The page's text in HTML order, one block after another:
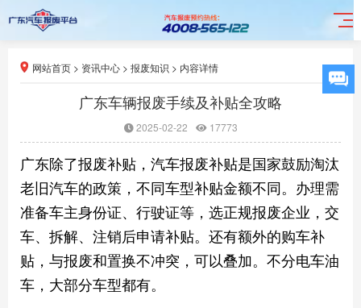
网站首页 > 资讯中心 > 报废知识 > 内容详情
广东车辆报废手续及补贴全攻略
2025-02-22 17773
广东除了报废补贴，汽车报废补贴是国家鼓励淘汰
老旧汽车的政策，不同车型补贴金额不同。办理需
准备车主身份证、行驶证等，选正规报废企业，交
车、拆解、注销后申请补贴。还有额外的购车补
贴，与报废和置换不冲突，可以叠加。不分电车油
车，大部分车型都有。